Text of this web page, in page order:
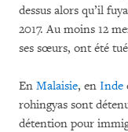
dessus alors qu’il
2017. Au moins 12
ses sœurs, ont été
En Malaisie, en Inde
rohingyas sont
détention pour